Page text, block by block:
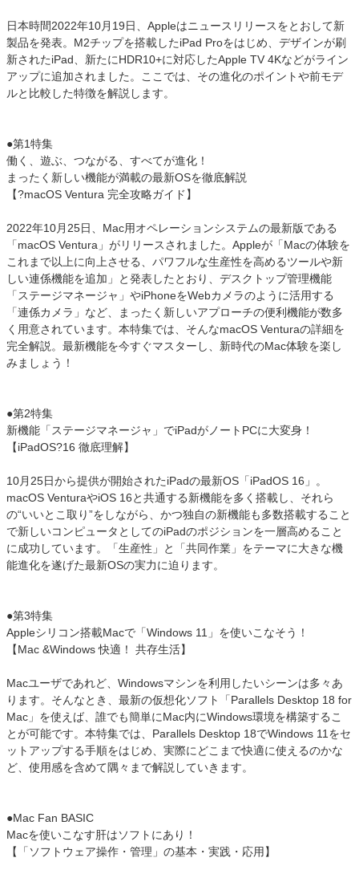
日本時間2022年10月19日、Appleはニュースリリースをとおして新
製品を発表。M2チップを搭載したiPad Proをはじめ、デザインが刷
新されたiPad、新たにHDR10+に対応したApple TV 4Kなどがライン
アップに追加されました。ここでは、その進化のポイントや前モデ
ルと比較した特徴を解説します。
●第1特集
働く、遊ぶ、つながる、すべてが進化！
まったく新しい機能が満載の最新OSを徹底解説
【?macOS Ventura 完全攻略ガイド】
2022年10月25日、Mac用オペレーションシステムの最新版である
「macOS Ventura」がリリースされました。Appleが「Macの体験を
これまで以上に向上させる、パワフルな生産性を高めるツールや新
しい連係機能を追加」と発表したとおり、デスクトップ管理機能
「ステージマネージャ」やiPhoneをWebカメラのように活用する
「連係カメラ」など、まったく新しいアプローチの便利機能が数多
く用意されています。本特集では、そんなmacOS Venturaの詳細を
完全解説。最新機能を今すぐマスターし、新時代のMac体験を楽し
みましょう！
●第2特集
新機能「ステージマネージャ」でiPadがノートPCに大変身！
【iPadOS?16 徹底理解】
10月25日から提供が開始されたiPadの最新OS「iPadOS 16」。
macOS VenturaやiOS 16と共通する新機能を多く搭載し、それら
の“いいとこ取り”をしながら、かつ独自の新機能も多数搭載すること
で新しいコンピュータとしてのiPadのポジションを一層高めること
に成功しています。「生産性」と「共同作業」をテーマに大きな機
能進化を遂げた最新OSの実力に迫ります。
●第3特集
Appleシリコン搭載Macで「Windows 11」を使いこなそう！
【Mac &Windows 快適！ 共存生活】
Macユーザであれど、Windowsマシンを利用したいシーンは多々あ
ります。そんなとき、最新の仮想化ソフト「Parallels Desktop 18 for
Mac」を使えば、誰でも簡単にMac内にWindows環境を構築するこ
とが可能です。本特集では、Parallels Desktop 18でWindows 11をセ
ットアップする手順をはじめ、実際にどこまで快適に使えるのかな
ど、使用感を含めて隅々まで解説していきます。
●Mac Fan BASIC
Macを使いこなす肝はソフトにあり！
【「ソフトウェア操作・管理」の基本・実践・応用】